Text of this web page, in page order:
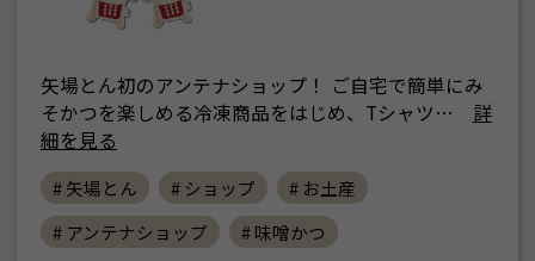
矢場とん初のアンテナショップ！ ご自宅で簡単にみ
そかつを楽しめる冷凍商品をはじめ、Tシャツ…
詳
細を見る
# 矢場とん # ショップ
# お土産
# アンテナショップ
# 味噌かつ